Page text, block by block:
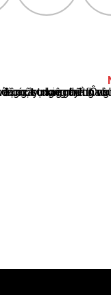
Nguyễn Văn Minh là một trong những chuyên gia hàng đầu về báo cáo tin tức thể thao tại Việt Nam, với hơn 10 năm hoạt